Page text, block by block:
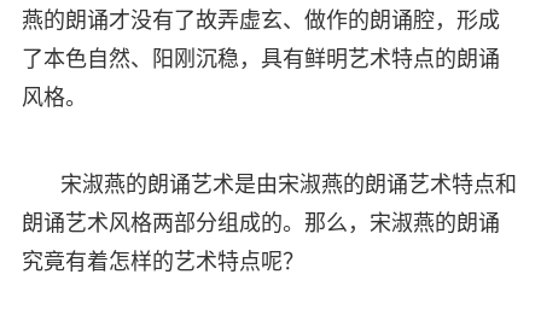
燕的朗诵才没有了故弄虚玄、做作的朗诵腔，形成
了本色自然、阳刚沉稳，具有鲜明艺术特点的朗诵
风格。
宋淑燕的朗诵艺术是由宋淑燕的朗诵艺术特点和
朗诵艺术风格两部分组成的。那么，宋淑燕的朗诵
究竟有着怎样的艺术特点呢？